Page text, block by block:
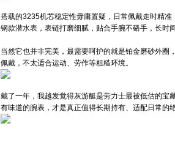
搭载的3235机芯稳定性毋庸置疑，日常佩戴走时精
钢款潜水表，表链打磨细腻，贴合手腕不硌手，长时
当然它也并非完美，最需要呵护的就是铂金磨砂外
佩戴，不太适合运动、劳作等粗糙环境。
戴了一年，我越发觉得灰游艇是劳力士最被低估的宝
有味道的腕表，才是真正值得长期持有、适配日常的绝